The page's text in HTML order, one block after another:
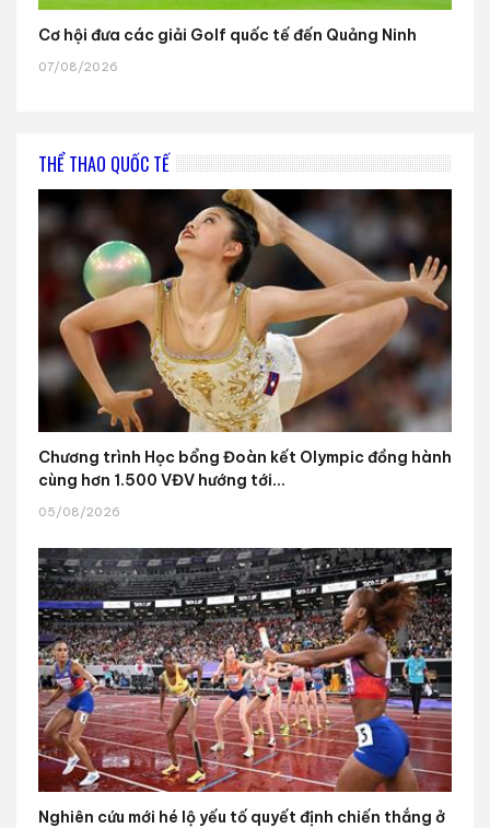
Cơ hội đưa các giải Golf quốc tế đến Quảng Ninh
07/08/2026
THỂ THAO QUỐC TẾ
Chương trình Học bổng Đoàn kết Olympic đồng hành
cùng hơn 1.500 VĐV hướng tới...
05/08/2026
Nghiên cứu mới hé lộ yếu tố quyết định chiến thắng ở